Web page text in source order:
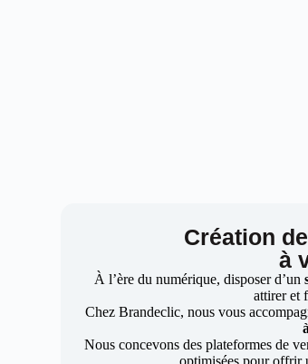
Création
à
À l’ère du numérique, disposer d’un
attirer et
Chez Brandeclic, nous vous
Nous concevons des plateformes de
optimisées pour offrir